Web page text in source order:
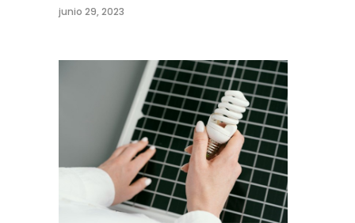
junio 29, 2023